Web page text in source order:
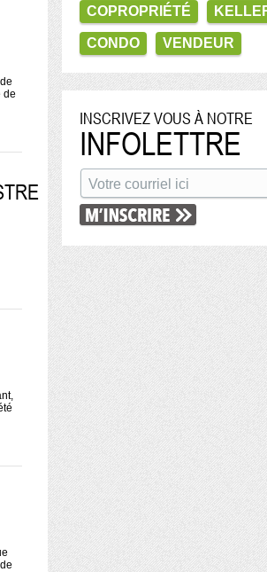
de
COPROPRIÉTÉ
CONDO VENDEUR
INSCRIVEZ VOUS À NOTRE
INFOLETTRE